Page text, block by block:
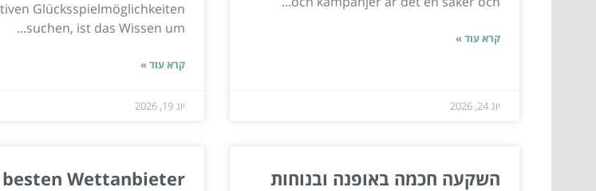
קרא עוד »
יונ 24, 2026
Glücksspielmöglichkeiten
suchen, ist das Wissen um...
קרא עוד »
יונ 19, 2026
השקעה חכמה באופנה ובנוחות
besten Wettanbieter